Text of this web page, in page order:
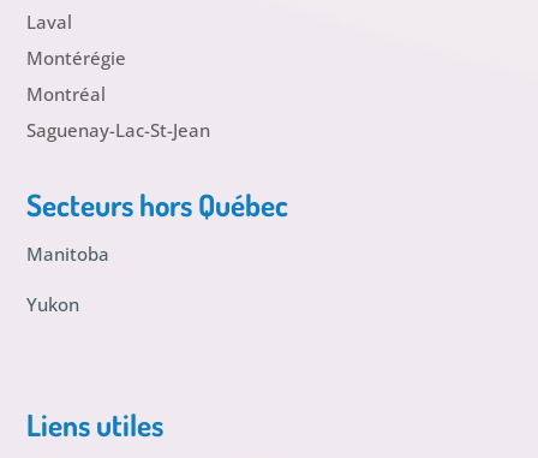
Laval
Montérégie
Montréal
Saguenay-Lac-St-Jean
Secteurs hors Québec
Manitoba
Yukon
Liens utiles